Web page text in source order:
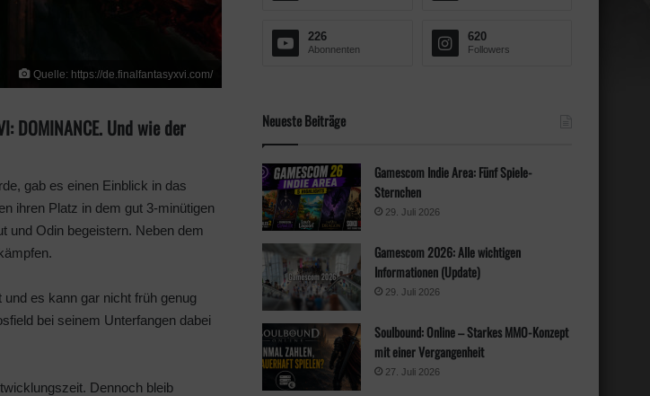
Quelle: https://de.finalfantasyxvi.com/
DOMINANCE. Und wie der
gab es einen Einblick in das
ihren Platz in dem gut 3-minütigen
und Odin begeistern. Neben dem
es kann gar nicht früh genug
bei seinem Unterfangen dabei
Dennoch bleib
226
Abonnenten
620
Followers
Neueste Beiträge
Gamescom Indie Area: Fünf Spiele-
Sternchen
29. Juli 2026
Gamescom 2026: Alle wichtigen
Informationen (Update)
29. Juli 2026
Soulbound: Online – Starkes MMO-Konzept
mit einer Vergangenheit
27. Juli 2026